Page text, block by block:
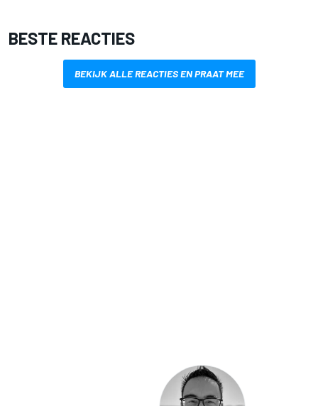
BESTE REACTIES
BEKIJK ALLE REACTIES EN PRAAT MEE